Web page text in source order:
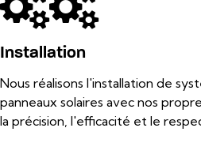
Installation
Nous réalisons l'installation de
panneaux solaires avec nos
la précision, l'efficacité et le